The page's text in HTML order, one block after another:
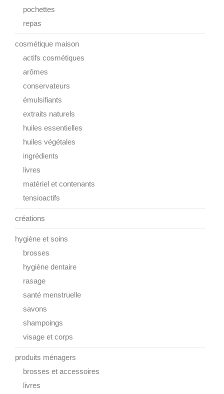
pochettes
repas
cosmétique maison
actifs cosmétiques
arômes
conservateurs
émulsifiants
extraits naturels
huiles essentielles
huiles végétales
ingrédients
livres
matériel et contenants
tensioactifs
créations
hygiène et soins
brosses
hygiène dentaire
rasage
santé menstruelle
savons
shampoings
visage et corps
produits ménagers
brosses et accessoires
livres